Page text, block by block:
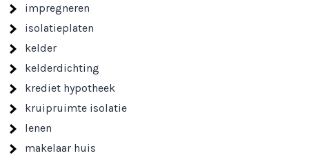
impregneren
isolatieplaten
kelder
kelderdichting
krediet hypotheek
kruipruimte isolatie
lenen
makelaar huis